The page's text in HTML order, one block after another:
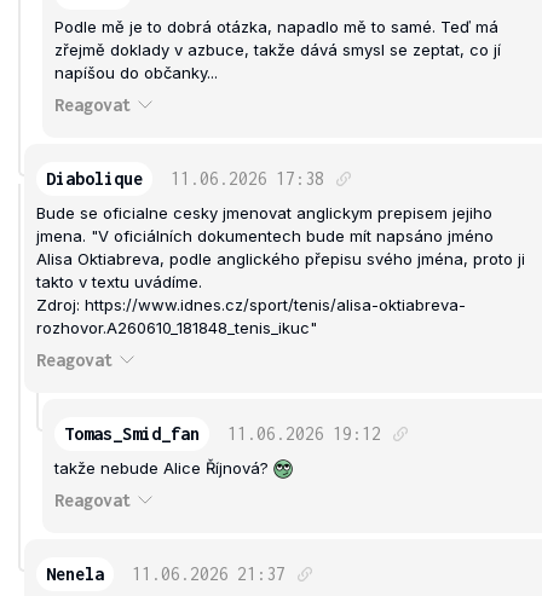
Podle mě je to dobrá otázka, napadlo mě to samé. Teď má
zřejmě doklady v azbuce, takže dává smysl se zeptat, co jí
napíšou do občanky...
Reagovat
Diabolique 11.06.2026 17:38
Bude se oficialne cesky jmenovat anglickym prepisem jejiho
jmena. "V oficiálních dokumentech bude mít napsáno jméno
Alisa Oktiabreva, podle anglického přepisu svého jména, proto ji
takto v textu uvádíme.
Zdroj: https://www.idnes.cz/sport/tenis/alisa-oktiabreva-
rozhovor.A260610_181848_tenis_ikuc"
Reagovat
Tomas_Smid_fan 11.06.2026 19:12
takže nebude Alice Říjnová?
Reagovat
Nenela 11.06.2026 21:37